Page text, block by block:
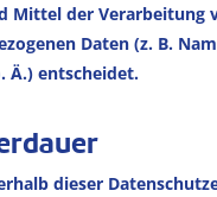
Mittel der Verarbeitung
Daten (z. B.
Ä.) entscheidet.
dieser